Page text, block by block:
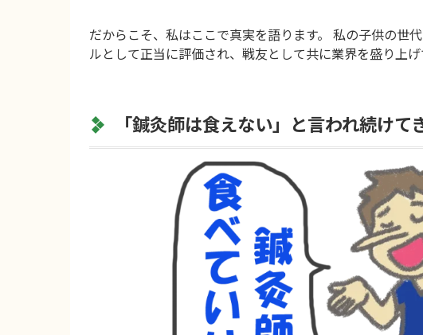
だからこそ、私はここで真実を語ります。 私の子供の世
ルとして正当に評価され、戦友として共に業界を盛り上げ
「鍼灸師は食えない」と言われ続けて